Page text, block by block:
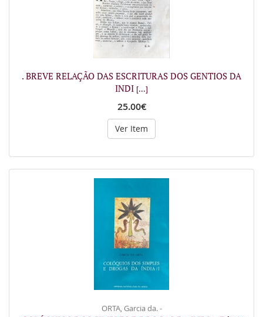
. BREVE RELAÇÃO DAS ESCRITURAS DOS GENTIOS DA
INDI [...]
25.00€
Ver Item
ORTA, Garcia da. -